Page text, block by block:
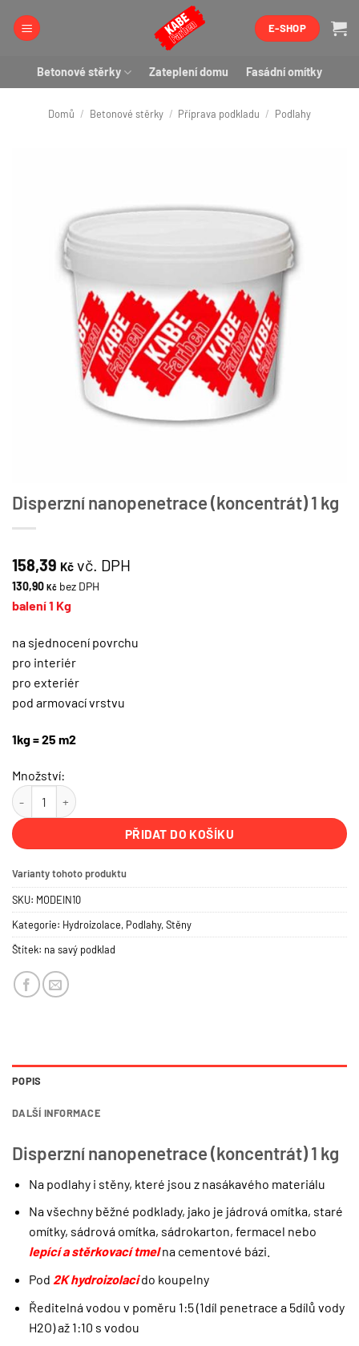
E-SHOP
Betonové stěrky Zateplení domu Fasádní omítky
Domů / Betonové stěrky / Příprava podkladu / Podlahy
Disperzní nanopenetrace (koncentrát) 1 kg
158,39 Kč vč. DPH
130,90 Kč bez DPH
balení 1 Kg
na sjednocení povrchu
pro interiér
pro exteriér
pod armovací vrstvu
1kg = 25 m2
Množství:
Disperzní nanopenetrace (koncentrát) 1 kg množství
PŘIDAT DO KOŠÍKU
Varianty tohoto produktu
SKU: MODEIN10
Kategorie: Hydroizolace, Podlahy,Stěny
Štítek: na savý podklad
POPIS
DALŠÍ INFORMACE
Disperzní nanopenetrace (koncentrát) 1 kg
Na podlahy i stěny, které jsou z nasákavého materiálu
Na všechny běžné podklady, jako je jádrová omítka, staré
omítky, sádrová omítka, sádrokarton, fermacel nebo
lepící a stěrkovací tmelna cementové bázi.
Pod 2K hydroizolacido koupelny
Ředitelná vodou v poměru 1:5 (1díl penetrace a 5dílů vody
H2O) až 1:10 s vodou